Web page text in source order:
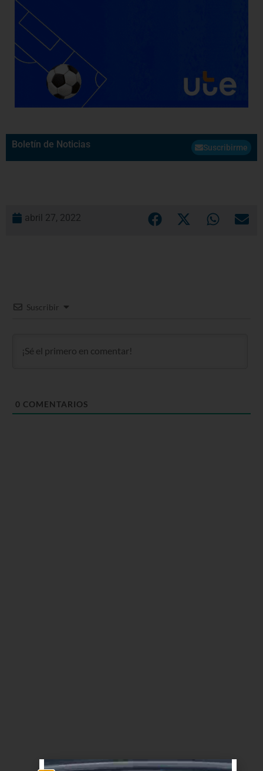
Boletín de Noticias Suscribirme
abril 27, 2022
Suscribir
0 COMENTARIOS